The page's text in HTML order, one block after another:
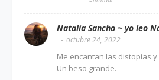
Natalia Sancho ~ yo leo
octubre 24, 2022
Me encantan las distopías
Un beso grande.